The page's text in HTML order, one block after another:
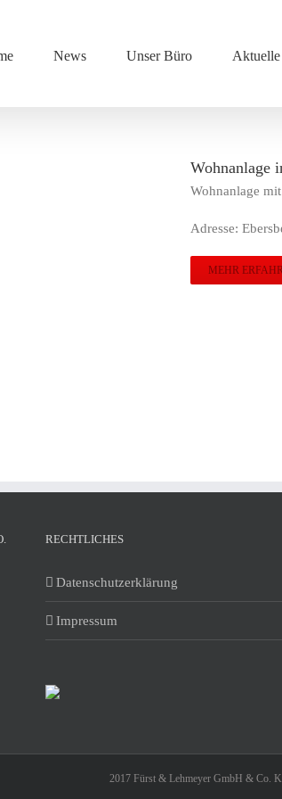
News Unser Büro
Wohnanlage
Wohnanlage
Adresse:
MEHR
RECHTLICHES
Datenschutzerklärung
Impressum
2017 Fürst & Lehmeyer GmbH & Co.